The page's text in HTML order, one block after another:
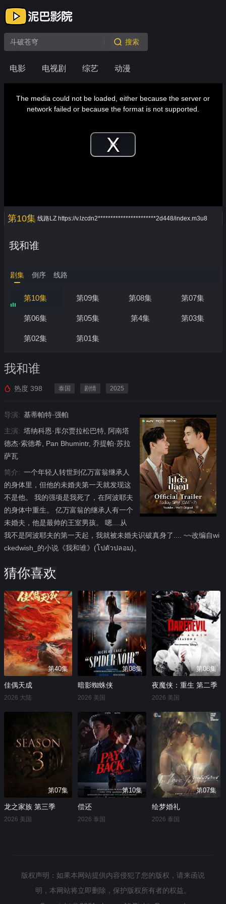
电影 电视剧 综艺 动漫
搜索
Play
modalThe media could not be loaded, either because the server or
network failed or because the format is not supported.
第10集 线路LZ https://v.lzcdn2***********************2d448/index.m3u8
我和谁
剧集 倒序 线路
第10集 第09集 第08集 第07集
第06集 第05集 第4集 第03集
第02集 第01集
我和谁
热度 398 泰国 剧情 2025
导演: 基蒂帕特·强帕
主演: 塔纳科恩·库尔贾拉松巴特, 阿南塔
德杰·索德希, Pan Bhumintr, 乔提帕·苏拉
萨瓦
简介: 一个年轻人转世到亿万富翁继承人
的身体里，但他的未婚夫第一天就发现这
不是他。 我的强项是我死了，在阿波耶夫
的身体中重生。 亿万富翁的继承人有一个
未婚夫，他是最帅的王室男孩。 嗯....从
我不是阿波耶夫的第一天起，我就被未婚夫识破真身了.... ~~改编自wi
ckedwish_的小说《我和谁》(โปตัวปลอม)。
猜你喜欢
第40集
佳偶天成
2026 大陆
第08集
暗影蜘蛛侠
2026 美国
第08集
夜魔侠：重生 第二季
2026 美国
第07集
龙之家族 第三季
2026 美国
第10集
偿还
2026 泰国
第07集
绘梦婚礼
2026 泰国
版权声明：如果本网站提供内容侵犯了您的版权，请来函说
明，本网站将立即删除，保护版权所有者的权益。